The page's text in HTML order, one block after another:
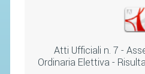
Atti Ufficiali n. 7 -
Ordinaria Elettiva -
TUTELA